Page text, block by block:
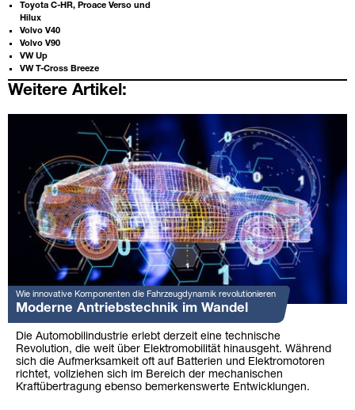
Toyota C-HR, Proace Verso und
Hilux
Volvo V40
Volvo V90
VW Up
VW T-Cross Breeze
Weitere Artikel:
Wie innovative Komponenten die Fahrzeugdynamik revolutionieren
Moderne Antriebstechnik im Wandel
Die Automobilindustrie erlebt derzeit eine technische
Revolution, die weit über Elektromobilität hinausgeht. Während
sich die Aufmerksamkeit oft auf Batterien und Elektromotoren
richtet, vollziehen sich im Bereich der mechanischen
Kraftübertragung ebenso bemerkenswerte Entwicklungen.